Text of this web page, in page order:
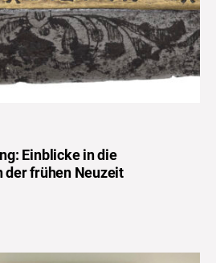
Einblicke in die
der frühen Neuzeit